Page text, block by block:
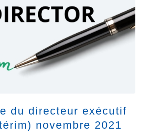
du directeur exécutif
novembre 2021